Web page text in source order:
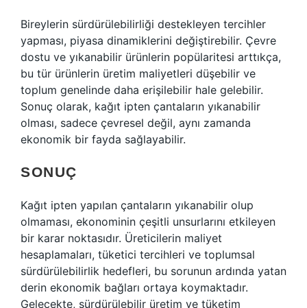
Bireylerin sürdürülebilirliği destekleyen tercihler
yapması, piyasa dinamiklerini değiştirebilir. Çevre
dostu ve yıkanabilir ürünlerin popülaritesi arttıkça,
bu tür ürünlerin üretim maliyetleri düşebilir ve
toplum genelinde daha erişilebilir hale gelebilir.
Sonuç olarak, kağıt ipten çantaların yıkanabilir
olması, sadece çevresel değil, aynı zamanda
ekonomik bir fayda sağlayabilir.
SONUÇ
Kağıt ipten yapılan çantaların yıkanabilir olup
olmaması, ekonominin çeşitli unsurlarını etkileyen
bir karar noktasıdır. Üreticilerin maliyet
hesaplamaları, tüketici tercihleri ve toplumsal
sürdürülebilirlik hedefleri, bu sorunun ardında yatan
derin ekonomik bağları ortaya koymaktadır.
Gelecekte, sürdürülebilir üretim ve tüketim